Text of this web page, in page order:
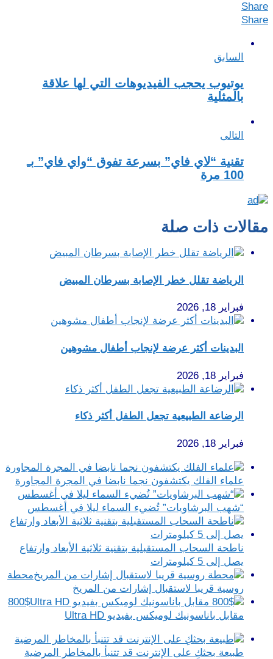
Share
Share
السابق
يوتيوب يحجب الفيديوهات التي لها علاقة
بالمثلية
التالى
تقنية “لاي فاي” بسرعة تفوق “واي فاي” بـ
100 مرة
مقالات ذات صلة
الرياضة تقلل خطر الإصابة بسرطان المبيض
فبراير 18, 2026
البدينات أكثر عرضة لإنجاب أطفال مشوهين
فبراير 18, 2026
الرضاعة الطبيعية تجعل الطفل أكثر ذكاء
فبراير 18, 2026
علماء الفلك يكتشفون نجما نابضا في المجرة المجاورة
“شهب البرشاويات” تُضيء السماء ليلا في أغسطس
ناطحة السحاب المستقبلية بتقنية ثلاثية الأبعاد وارتفاع
يصل إلى 5 كيلومترات
محطة
روسية قريبا لاستقبال إشارات من المريخ
800$
مقابل باناسونيك لوميكس بفيديو Ultra HD
طبيعة بحثكِ على الإنترنت قد تتنبأ بالمخاطر المرضية